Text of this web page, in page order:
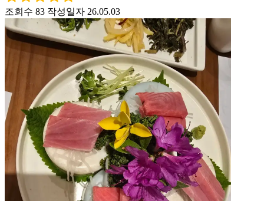
조회수 83 작성일자 26.05.03